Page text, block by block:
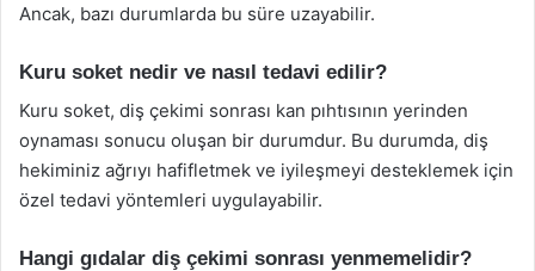
Ancak, bazı durumlarda bu süre uzayabilir.
Kuru soket nedir ve nasıl tedavi edilir?
Kuru soket, diş çekimi sonrası kan pıhtısının yerinden
oynaması sonucu oluşan bir durumdur. Bu durumda, diş
hekiminiz ağrıyı hafifletmek ve iyileşmeyi desteklemek için
özel tedavi yöntemleri uygulayabilir.
Hangi gıdalar diş çekimi sonrası yenmemelidir?